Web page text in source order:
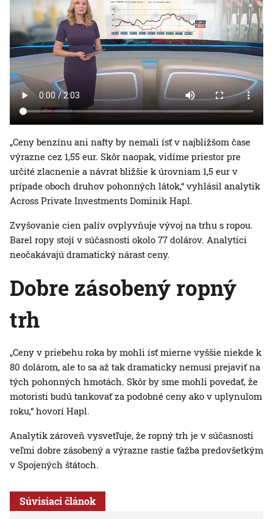
„Ceny benzínu ani nafty by nemali ísť v najbližšom čase
výrazne cez 1,55 eur. Skôr naopak, vidíme priestor pre
určité zlacnenie a návrat bližšie k úrovniam 1,5 eur v
prípade oboch druhov pohonných látok,“ vyhlásil analytik
Across Private Investments Dominik Hapl.
Zvyšovanie cien palív ovplyvňuje vývoj na trhu s ropou.
Barel ropy stojí v súčasnosti okolo 77 dolárov. Analytici
neočakávajú dramatický nárast ceny.
Dobre zásobený ropný
trh
„Ceny v priebehu roka by mohli ísť mierne vyššie niekde k
80 dolárom, ale to sa až tak dramaticky nemusí prejaviť na
tých pohonných hmotách. Skôr by sme mohli povedať, že
motoristi budú tankovať za podobné ceny ako v uplynulom
roku,“ hovorí Hapl.
Analytik zároveň vysvetľuje, že ropný trh je v súčasnosti
veľmi dobre zásobený a výrazne rastie ťažba predovšetkým
v Spojených štátoch.
Súvisiaci článok